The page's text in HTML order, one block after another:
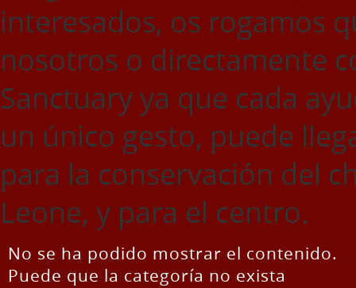
interesados, os rogamos
nosotros o directamente
Sanctuary ya que cada
un único gesto, puede
para la conservación del
Leone, y para el centro.
No se ha podido mostrar el contenido.
Puede que la categoría no exista